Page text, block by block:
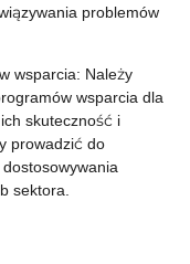
problemów
wsparcia: Należy
wsparcia dla
skuteczność i
prowadzić do
sektora.